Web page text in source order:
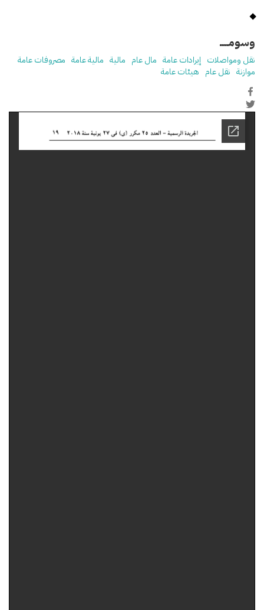
وسومـــــ
نقل ومواصلات إيرادات عامة مال عام مالية مالية عامة مصروفات عامة
موازنة نقل عام هيئات عامة